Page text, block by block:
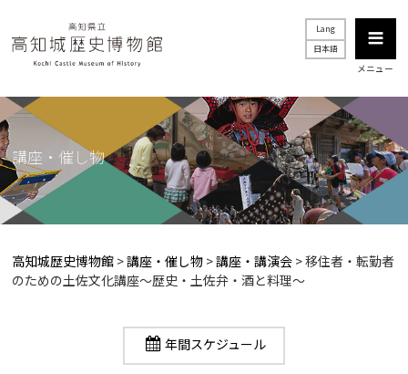
Lang
日本語
メニュー
講座・催し物
高知城歴史博物館 >講座・催し物 >講座・講演会 >移住者・転勤者
のための土佐文化講座～歴史・土佐弁・酒と料理～
年間スケジュール